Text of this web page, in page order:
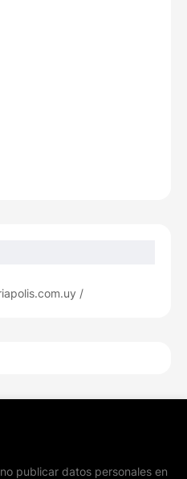
/
publicar datos personales en